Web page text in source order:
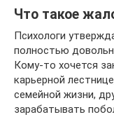
Что такое
Психологи
полностью
Кому-то хочется
карьерной
семейной жизни,
зарабатывать